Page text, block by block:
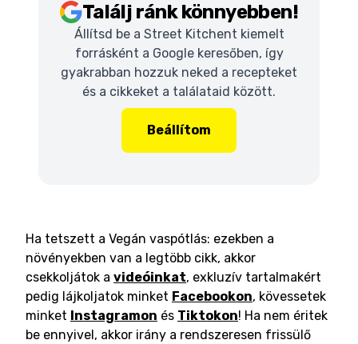
Találj ránk könnyebben!
Állítsd be a Street Kitchent kiemelt
forrásként a Google keresőben, így
gyakrabban hozzuk neked a recepteket
és a cikkeket a találataid között.
Beállítom
Ha tetszett a Vegán vaspótlás: ezekben a
növényekben van a legtöbb cikk, akkor
csekkoljátok a videóinkat, exkluzív tartalmakért
pedig lájkoljatok minket Facebookon, kövessetek
minket Instagramon és Tiktokon! Ha nem éritek
be ennyivel, akkor irány a rendszeresen frissülő